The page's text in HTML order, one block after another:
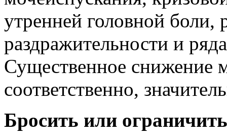
утренней головной боли,
раздражительности и
Существенное снижение
соответственно,
Бросить или